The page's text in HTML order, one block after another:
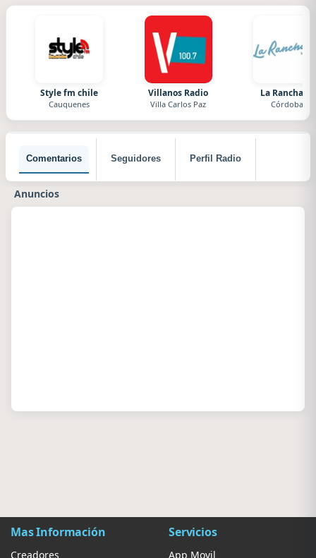
Style fm chile
Cauquenes
Villanos Radio
Villa Carlos Paz
La Ranchada
Córdoba
Comentarios Seguidores Perfil Radio
Anuncios
Mas Información
Creadores
Servicios
App Movil